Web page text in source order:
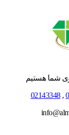
شما هستیم
,
02143348